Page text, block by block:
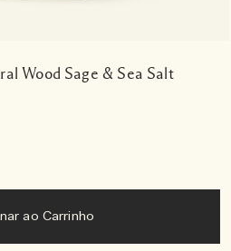
Wood Sage & Sea Salt
ao Carrinho